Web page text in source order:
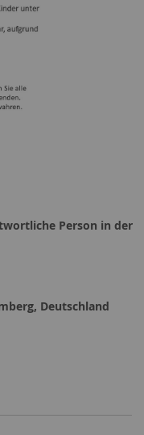
Person in der
Deutschland